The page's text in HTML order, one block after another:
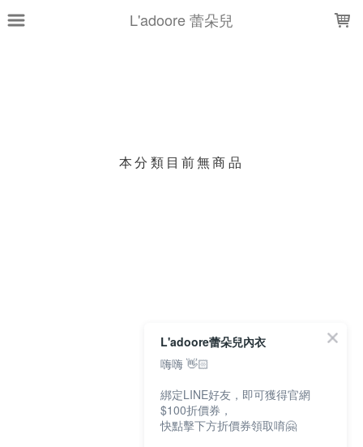
L'adoore 蕾朵兒
本分類目前無商品
L'adoore蕾朵兒內衣
嗨嗨 👋🏻
綁定LINE好友，即可獲得官網
$100折價券，
快點擊下方折價券領取唷🤗